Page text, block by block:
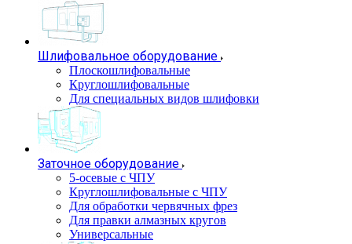
Шлифовальное оборудование
Плоскошлифовальные
Круглошлифовальные
Для специальных видов шлифовки
Заточное оборудование
5-осевые с ЧПУ
Круглошлифовальные с ЧПУ
Для обработки червячных фрез
Для правки алмазных кругов
Универсальные